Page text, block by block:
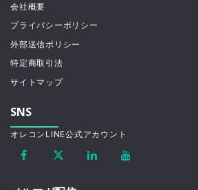
会社概要
プライバシーポリシー
外部送信ポリシー
特定商取引法
サイトマップ
SNS
オレコンLINE公式アカウント